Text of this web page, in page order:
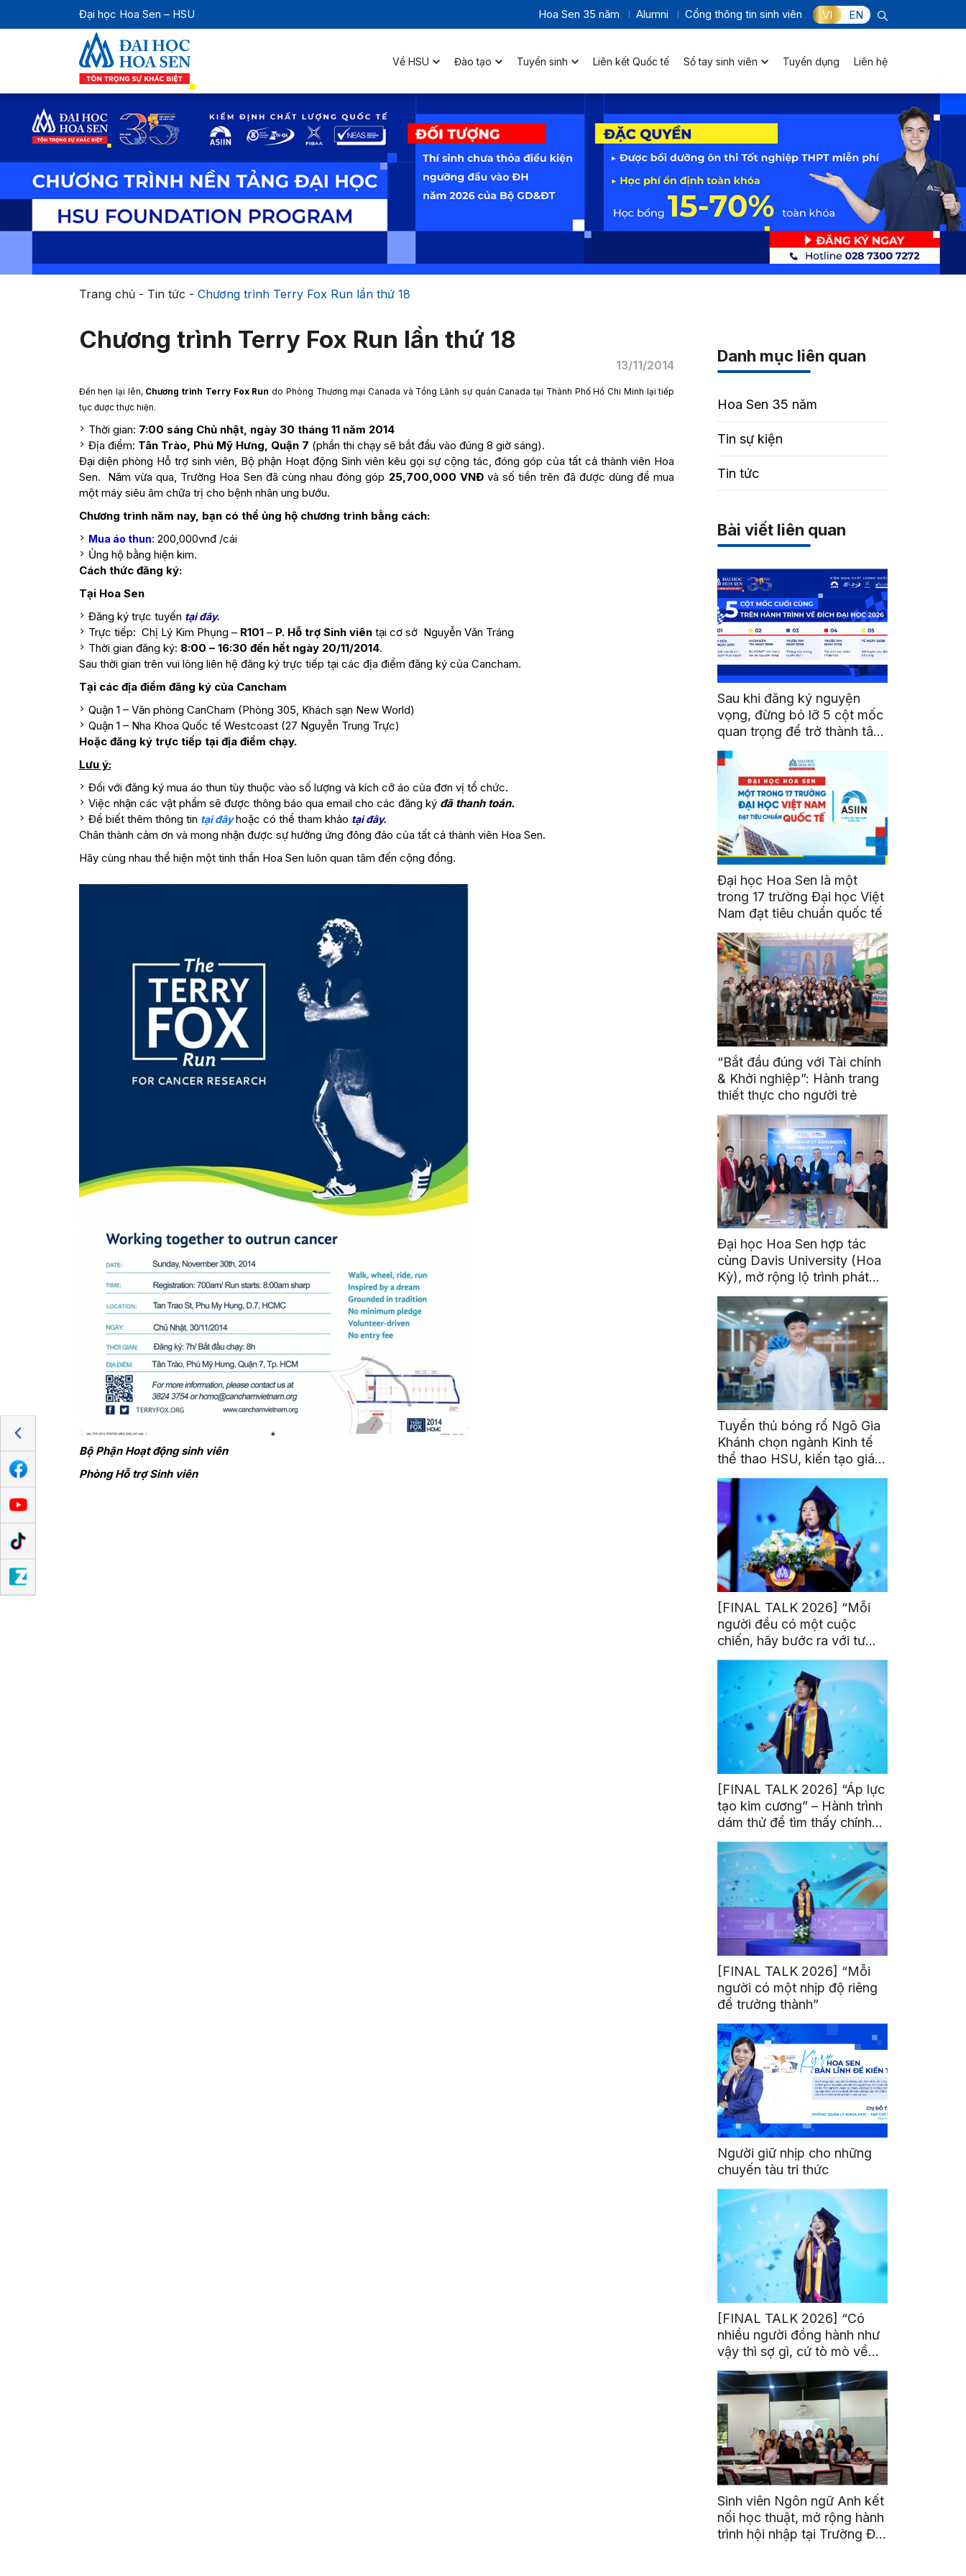
Đại học Hoa Sen – HSU Hoa Sen 35 năm Alumni Cổng thông tin sinh viên VI EN
Về HSU Đào tạo Tuyển sinh Liên kết Quốc tế Sổ tay sinh viên Tuyển dụng Liên hệ
Trang chủ- Tin tức - Chương trình Terry Fox Run lần thứ 18
Chương trình Terry Fox Run lần thứ 18
13/11/2014
Đến hẹn lại lên, Chương trình Terry Fox Run do Phòng Thương mại Canada và Tổng Lãnh sự quán Canada tại Thành Phố Hồ Chi Minh lại tiếp
tục được thực hiện.
Thời gian: 7:00 sáng Chủ nhật, ngày 30 tháng 11 năm 2014
Địa điểm: Tân Trào, Phú Mỹ Hưng, Quận 7 (phần thi chạy sẽ bắt đầu vào đúng 8 giờ sáng).
Đại diện phòng Hỗ trợ sinh viên, Bộ phận Hoạt động Sinh viên kêu gọi sự cộng tác, đóng góp của tất cả thành viên Hoa
Sen. Năm vừa qua, Trường Hoa Sen đã cùng nhau đóng góp 25,700,000 VNĐvà số tiền trên đã được dùng để mua
một máy siêu âm chữa trị cho bệnh nhân ung bướu.
Chương trình năm nay, bạn có thể ủng hộ chương trình bằng cách:
Mua áo thun: 200,000vnđ /cái
Ủng hộ bằng hiện kim.
Cách thức đăng ký:
Tại Hoa Sen
Đăng ký trực tuyến tại đây.
Trực tiếp: Chị Lý Kim Phụng – R101– P. Hỗ trợ Sinh viêntại cơ sở Nguyễn Văn Tráng
Thời gian đăng ký: 8:00 – 16:30 đến hết ngày 20/11/2014.
Sau thời gian trên vui lòng liên hệ đăng ký trực tiếp tại các địa điểm đăng ký của Cancham.
Tại các địa điểm đăng ký của Cancham
Quận 1 – Văn phòng CanCham (Phòng 305, Khách sạn New World)
Quận 1 – Nha Khoa Quốc tế Westcoast (27 Nguyễn Trung Trực)
Hoặc đăng ký trực tiếp tại địa điểm chạy.
Lưu ý:
Đối với đăng ký mua áo thun tùy thuộc vào số lượng và kích cỡ áo của đơn vị tổ chức.
Việc nhận các vật phẩm sẽ được thông báo qua email cho các đăng ký đã thanh toán.
Để biết thêm thông tin tại đâyhoặc có thể tham khảo tại đây.
Chân thành cảm ơn và mong nhận được sự hưởng ứng đông đảo của tất cả thành viên Hoa Sen.
Hãy cùng nhau thể hiện một tinh thần Hoa Sen luôn quan tâm đến cộng đồng.
Bộ Phận Hoạt động sinh viên
Phòng Hỗ trợ Sinh viên
Danh mục liên quan
Hoa Sen 35 năm
Tin sự kiện
Tin tức
Bài viết liên quan
Sau khi đăng ký nguyện
vọng, đừng bỏ lỡ 5 cột mốc
quan trọng để trở thành tân
sinh viên HSU
Đại học Hoa Sen là một
trong 17 trường Đại học Việt
Nam đạt tiêu chuẩn quốc tế
“Bắt đầu đúng với Tài chính
& Khởi nghiệp”: Hành trang
thiết thực cho người trẻ
Đại học Hoa Sen hợp tác
cùng Davis University (Hoa
Kỳ), mở rộng lộ trình phát
triển toàn cầu cho sinh viên
Tuyển thủ bóng rổ Ngô Gia
Khánh chọn ngành Kinh tế
thể thao HSU, kiến tạo giá
trị từ đam mê thể thao
[FINAL TALK 2026] “Mỗi
người đều có một cuộc
chiến, hãy bước ra với tư
thế của người chiến thắng”
[FINAL TALK 2026] “Áp lực
tạo kim cương” – Hành trình
dám thử để tìm thấy chính
mình
[FINAL TALK 2026] “Mỗi
người có một nhịp độ riêng
để trưởng thành”
Người giữ nhịp cho những
chuyến tàu tri thức
[FINAL TALK 2026] “Có
nhiều người đồng hành như
vậy thì sợ gì, cứ tò mò về
thế giới thôi”
Sinh viên Ngôn ngữ Anh kết
nối học thuật, mở rộng hành
trình hội nhập tại Trường Đại